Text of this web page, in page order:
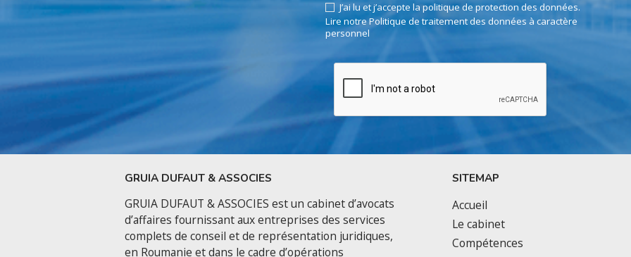
J’ai lu et j’accepte la politique de protection des données.
Lire notre Politique de traitement des données à caractère
personnel
GRUIA DUFAUT & ASSOCIES
GRUIA DUFAUT & ASSOCIES est un cabinet d’avocats
d’affaires fournissant aux entreprises des services
complets de conseil et de représentation juridiques,
en Roumanie et dans le cadre d’opérations
SITEMAP
Accueil
Le cabinet
Compétences